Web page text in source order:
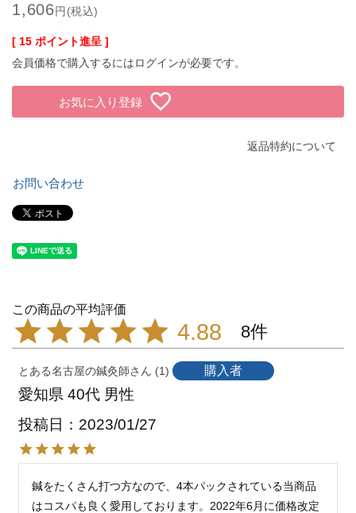
1,606円(税込)
[ 15 ポイント進呈 ]
会員価格で購入するにはログインが必要です。
お気に入り登録
返品特約について
お問い合わせ
4.88 8
とある名古屋の鍼灸師 1 購入者
愛知県 40代 男性
投稿日
2023/01/27
鍼をたくさん打つ方なので、4本パックされている当商品
はコスパも良く愛用しております。2022年6月に価格改定